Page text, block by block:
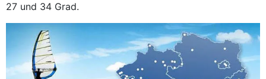
27 und 34 Grad.